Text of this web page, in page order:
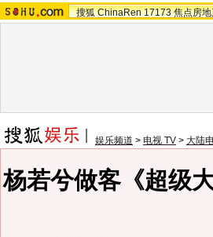
搜狐 ChinaRen 17173 焦点房地
娱乐频道 > 电视 TV > 大陆
杨若兮做客《超级